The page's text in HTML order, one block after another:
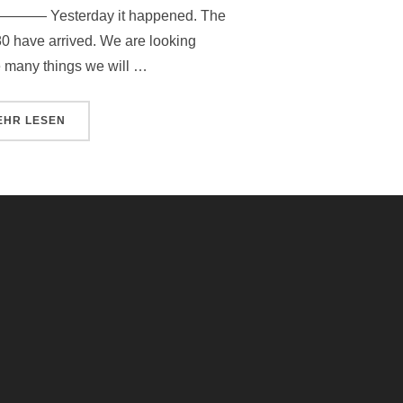
it happened. The
have arrived. We are looking
many things we will …
ÜBER „DIE PLÄNE SIND DA! / THE PLANS ARE HERE!“
LESEN